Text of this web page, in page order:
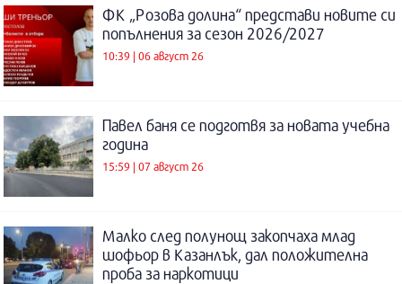
ФК „Розова долина“ представи новите си
попълнения за сезон 2026/2027
10:39 | 06 август 26
Павел баня се подготвя за новата учебна
година
15:59 | 07 август 26
Малко след полунощ закопчаха млад
шофьор в Казанлък, дал положителна
проба за наркотици